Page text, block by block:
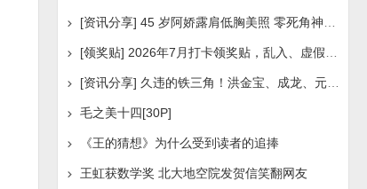
[资讯分享] 久违的铁三角！洪金宝、成龙、元彪最新合照
毛之美十四[30P]
《王的猜想》为什么受到读者的追捧
王虹获数学奖 北大地空院发贺信笑翻网友